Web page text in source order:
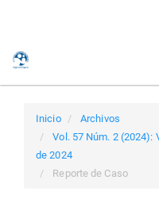
Inicio
Archivos
Vol. 57 Núm. 2 (2024):
de 2024
Reporte de Caso